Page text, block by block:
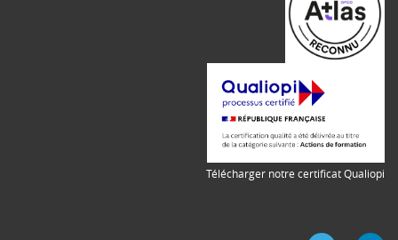
Télécharger notre certificat Qualiopi